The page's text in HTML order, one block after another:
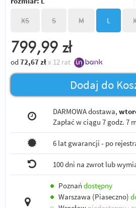
XS S M L
799,99 zł
od 72,67 zł x 12 rat
Dodaj do
DARMOWA dostawa,
Zapłać w ciągu7 godz. 7
6 lat gwarancji - po
100 dni na zwrot lub
● Poznań dostępny
● Warszawa (Piaseczno)